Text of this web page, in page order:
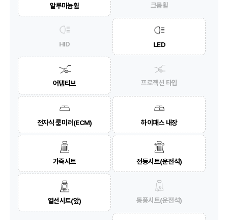
알루미늄휠 크롬휠
HID LED
어탭티브 프로젝션 타입
전자식 룸미러(ECM) 하이패스 내장
가죽시트 전동시트(운전석)
열선시트(앞) 통풍시트(운전석)